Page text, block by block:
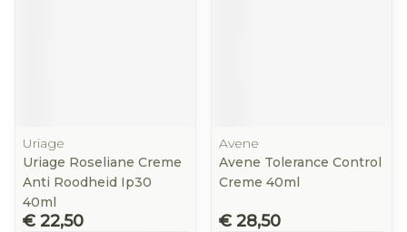
Uriage
Uriage Roseliane Creme
Anti Roodheid Ip30
40ml
€ 22,50
Avene
Avene Tolerance Control
Creme 40ml
€ 28,50